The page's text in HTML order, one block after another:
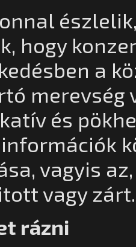
hogy
a
merevség
és
vagyis
vagy zárt.
rázni